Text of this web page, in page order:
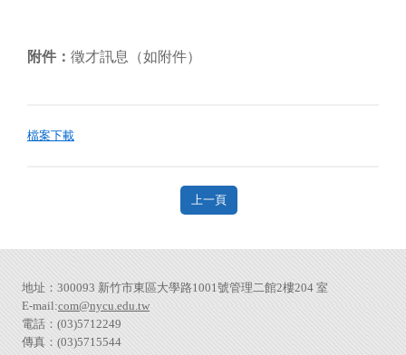
附件： 徵才訊息（如附件）
檔案下載
上一頁
地址：300093 新竹市東區大學路1001號管理二館2樓204 室
E-mail:com@nycu.edu.tw
電話：(03)5712249
傳真：(03)5715544